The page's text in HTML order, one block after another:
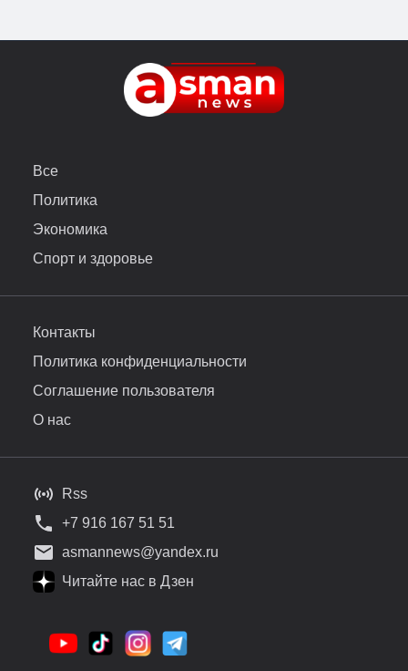
Все
Политика
Экономика
Спорт и здоровье
Контакты
Политика конфиденциальности
Соглашение пользователя
О нас
Rss
+7 916 167 51 51
asmannews@yandex.ru
Читайте нас в Дзен